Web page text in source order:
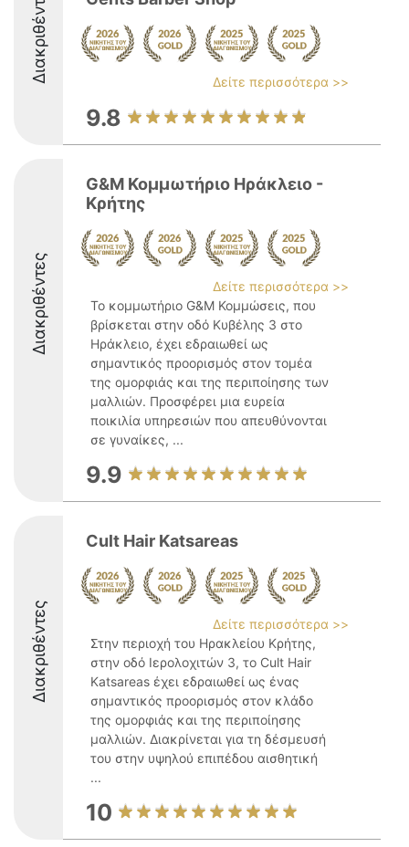
Διακριθέντες Δείτε περισσότερα >>
9.8
Διακριθέντες
G&M Κομμωτήριο Ηράκλειο -
Κρήτης
Δείτε περισσότερα >>
Το κομμωτήριο G&M Κομμώσεις, που
βρίσκεται στην οδό Κυβέλης 3 στο
Ηράκλειο, έχει εδραιωθεί ως
σημαντικός προορισμός στον τομέα
της ομορφιάς και της περιποίησης των
μαλλιών. Προσφέρει μια ευρεία
ποικιλία υπηρεσιών που απευθύνονται
σε γυναίκες, ...
9.9
Διακριθέντες
Cult Hair Katsareas
Δείτε περισσότερα >>
Στην περιοχή του Ηρακλείου Κρήτης,
στην οδό Ιερολοχιτών 3, το Cult Hair
Katsareas έχει εδραιωθεί ως ένας
σημαντικός προορισμός στον κλάδο
της ομορφιάς και της περιποίησης
μαλλιών. Διακρίνεται για τη δέσμευσή
του στην υψηλού επιπέδου αισθητική
...
10